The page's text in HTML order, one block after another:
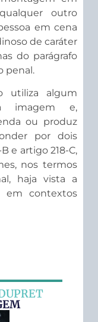
outro
em cena
de caráter
do parágrafo
penal.
utiliza algum
imagem e,
ou produz
por dois
e artigo 218-C,
nos termos
haja vista a
em contextos